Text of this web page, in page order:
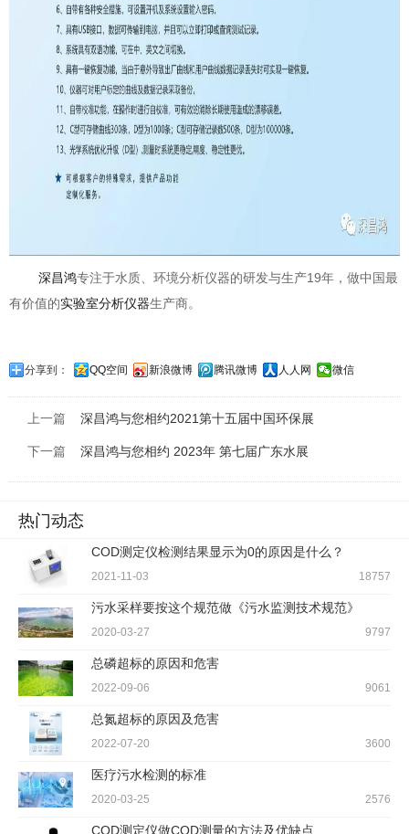
深昌鸿专注于水质、环境分析仪器的研发与生产19年，做中国最
有价值的实验室分析仪器生产商。
分享到： QQ空间 新浪微博 腾讯微博 人人网 微信
上一篇 深昌鸿与您相约2021第十五届中国环保展
下一篇 深昌鸿与您相约 2023年 第七届广东水展
热门动态
COD测定仪检测结果显示为0的原因是什么？
2021-11-03 18757
污水采样要按这个规范做《污水监测技术规范》
2020-03-27 9797
总磷超标的原因和危害
2022-09-06 9061
总氮超标的原因及危害
2022-07-20 3600
医疗污水检测的标准
2020-03-25 2576
COD测定仪做COD测量的方法及优缺点